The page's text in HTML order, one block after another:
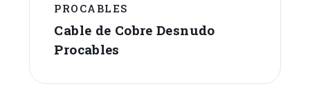
PROCABLES
Cable de Cobre Desnudo
Procables